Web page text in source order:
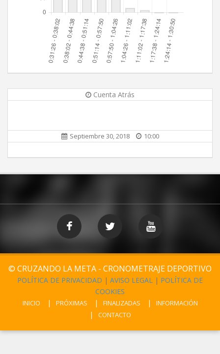
Cuenta Atrás
Septiembre 30, 2018 10:00
© CRUZANDO LA META - CRONOMETRAJE DEPORTIVO
POLÍTICA DE PRIVACIDAD | AVISO LEGAL | POLÍTICA DE
COOKIES
INICIO PRÓXIMAS FINALIZADAS
INFORMACIÓN
CONTACTO